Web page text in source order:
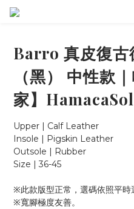
Barro 真皮復古
（黑） 中性款
家】
Upper | Calf Leather
Insole | Pigskin Leather
Outsole | Rubber
Size | 36-45
※此款版型正常，選碼依照平時
※寬腳極度友善。